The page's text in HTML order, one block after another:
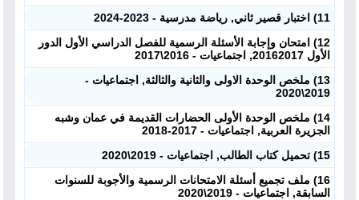
11) اختبار قصير ثاني, رياضة مدرسية - 2023-2024
12) امتحان وإجابة الأسئلة الرسمية للفصل الدراسي الأول الدور
الأول 20162017, اجتماعيات - 2016\2017
13) ملخص الوحدة الاولى والثانية والثالثة, اجتماعيات -
2019\2020
14) ملخص الوحدة الأولى الحضارات القديمة في عمان وشبه
الجزيرة العربية, اجتماعيات - 2017-2018
15) تحميل كتاب الطالب, اجتماعيات - 2019\2020
16) ملف تجميع أسئلة الامتحانات الرسمية والأجوبة للسنوات
السابقة, اجتماعيات - 2019\2020